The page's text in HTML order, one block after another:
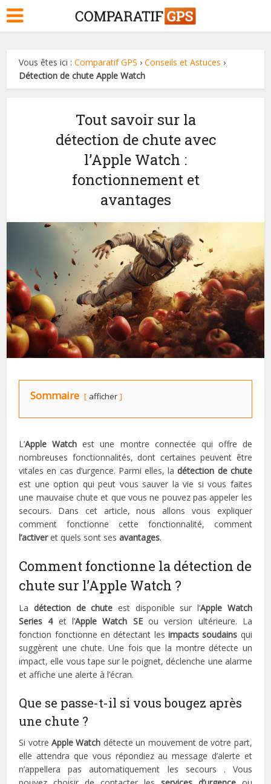
Vous êtes ici :Comparatif GPS ›Conseils et Astuces ›
Détection de chute Apple Watch
Tout savoir sur la
détection de chute avec
l’Apple Watch :
fonctionnement et
avantages
Sommaire afficher
L’Apple Watch est une montre connectée qui offre de
nombreuses fonctionnalités, dont certaines peuvent être
vitales en cas d’urgence. Parmi elles, ladétection de chute
est une option qui peut vous sauver la vie si vous faites
une mauvaise chute et que vous ne pouvez pas appeler les
secours. Dans cet article, nous allons vous expliquer
comment fonctionne cette fonctionnalité, comment
l’activeret quels sont sesavantages.
Comment fonctionne la détection de
chute sur l’Apple Watch ?
La détection de chute est disponible sur l’Apple Watch
Series 4et l’Apple Watch SEou version ultérieure. La
fonction fonctionne en détectant lesimpacts soudains qui
suggèrent une chute. Une fois que la montre détecte un
impact, elle vous tape sur le poignet, déclenche une alarme
et affiche une alerte à l’écran.
Que se passe-t-il si vous bougez après
une chute ?
Si votreApple Watch détecte un mouvement de votre part,
elle attendra que vous répondiez au message d’alerte et
n’appellera pas automatiquement les secours . Vous